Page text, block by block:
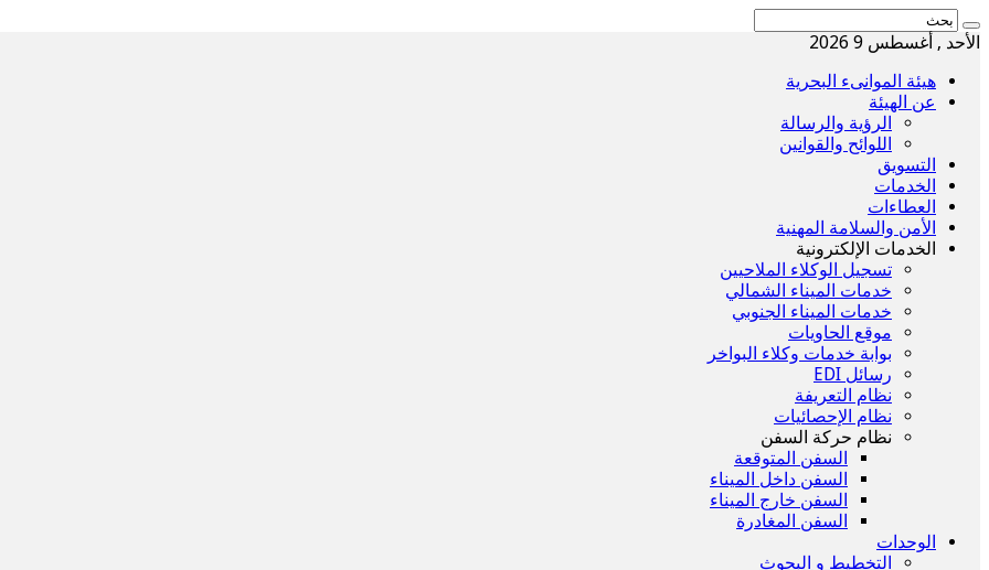
الأحد , أغسطس 9 2026
هيئة الموانىء البحرية
عن الهيئة
الرؤية والرسالة
اللوائح والقوانين
التسويق
الخدمات
العطاءات
الأمن والسلامة المهنية
الخدمات الإلكترونية
تسجيل الوكلاء الملاحيين
خدمات الميناء الشمالي
خدمات الميناء الجنوبي
موقع الحاويات
بوابة خدمات وكلاء البواخر
رسائل EDI
نظام التعريفة
نظام الإحصائيات
نظام حركة السفن
السفن المتوقعة
السفن داخل الميناء
السفن خارج الميناء
السفن المغادرة
الوحدات
التخطيط و البحوث